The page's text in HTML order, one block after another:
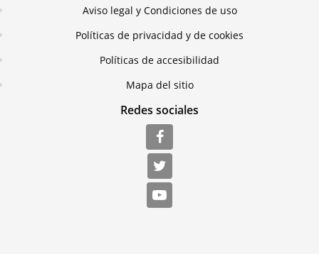
Aviso legal y Condiciones de uso
Políticas de privacidad y de cookies
Políticas de accesibilidad
Mapa del sitio
Redes sociales